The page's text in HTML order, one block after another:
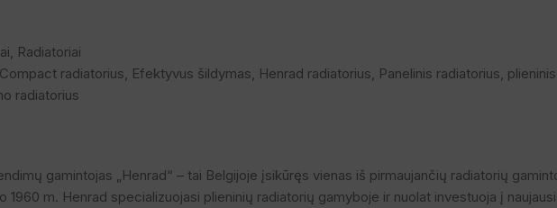
Radiatoriai
Compact radiatorius Efektyvus šildymas Henrad radiatorius Panelinis radiatorius
radiatorius
gamintojas „Henrad“ – tai Belgijoje įsikūręs vienas iš pirmaujančių radiatorių
1960 m. Henrad specializuojasi plieninių radiatorių gamyboje ir nuolat investuoja į